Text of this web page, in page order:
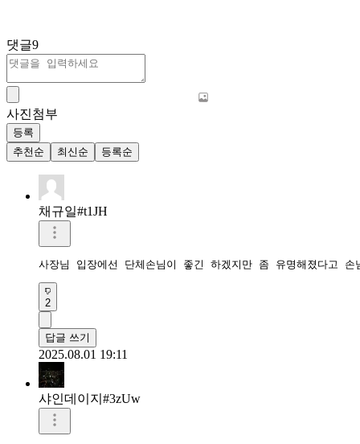
댓글9
사진첨부
등록
추천순
최신순 등록순
채규일#t1JH
사장님 입장에선 단체손님이 좋긴 하겠지만 좀 유명해졌다고
2
답글 쓰기
2025.08.01 19:11
샤인데이지#3zUw